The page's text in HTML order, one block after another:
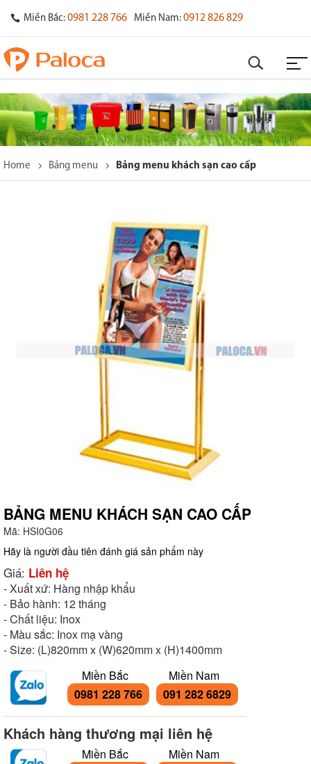
Miền Bắc: 0981 228 766 Miền Nam: 0912 826 829
Home Bảng menu Bảng menu khách sạn cao cấp
BẢNG MENU KHÁCH SẠN CAO CẤP
Mã: HSI0G06
Hãy là người đầu tiên đánh giá sản phẩm này
Giá: Liên hệ
- Xuất xứ: Hàng nhập khẩu
- Bảo hành: 12 tháng
- Chất liệu: Inox
- Màu sắc: Inox mạ vàng
- Size: (L)820mm x (W)620mm x (H)1400mm
Miền Bắc
0981 228 766
Miền Nam
091 282 6829
Khách hàng thương mại liên hệ
Miền Bắc
Miền Nam